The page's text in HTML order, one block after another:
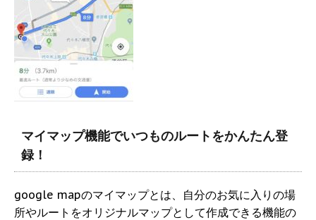
マイマップ機能でいつものルートをかんたん登
録！
google mapのマイマップとは、自分のお気に入りの場
所やルートをオリジナルマップとして作成できる機能の